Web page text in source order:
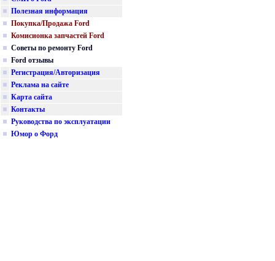
Полезная информация
Покупка/Продажа Ford
Комисионка запчастей Ford
Советы по ремонту Ford
Ford отзывы
Регистрация/Авторизация
Реклама на сайте
Карта сайта
Контакты
Руководства по эксплуатации
Юмор о Форд